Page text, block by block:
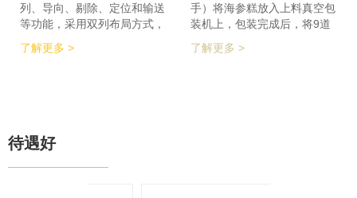
度，提高了工作效率
备的投入，大大降低了采购成
本。
列、导向、剔除、定位和输送
等功能，采用双列布局方式，
在有限的场地内，提高了产品
包装的生产力，同时达到废料
了解更多 >
手）将海参糕放入上料真空包
装机上，包装完成后，将9道
带机，将1道产品分为2道，分
了解更多 >
待遇好